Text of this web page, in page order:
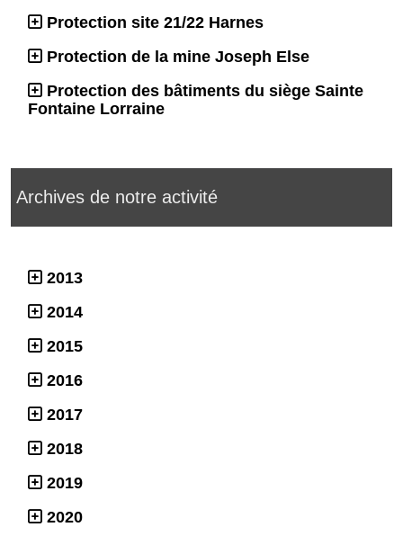
Protection site 21/22 Harnes
Protection de la mine Joseph Else
Protection des bâtiments du siège Sainte
Fontaine Lorraine
Archives de notre activité
2013
2014
2015
2016
2017
2018
2019
2020